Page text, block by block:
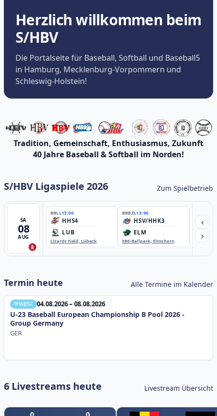
Herzlich willkommen beim
S/HBV
Die Portalseite für Baseball, Softball und Baseball5
in Hamburg, Mecklenburg-Vorpommern und
Schleswig-Holstein!
Tradition, Gemeinschaft, Enthusiasmus, Zukunft
40 Jahre Baseball & Softball im Norden!
S/HBV Ligaspiele 2026 Zum Spielbetrieb
SA
08
AUG
8
BBLL13:00
HHS4
LUB
Lizards Field, Lübeck
BBBZL13:00
HSV/HHK3
ELM
EBE-Ballpark, Elmshorn
‹
›
Termin heute Alle Termine im Kalender
WBSC 04.08.2026 – 08.08.2026
U-23 Baseball European Championship B Pool 2026 -
Group Germany
GER
6 Livestreams heute Livestream Übersicht